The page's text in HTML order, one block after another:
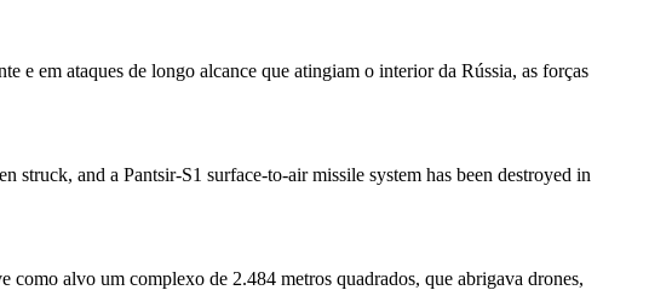
e em ataques de longo alcance que atingiam o interior da Rússia, as forças
and a Pantsir-S1 surface-to-air missile system has been destroyed in
como alvo um complexo de 2.484 metros quadrados, que abrigava drones,